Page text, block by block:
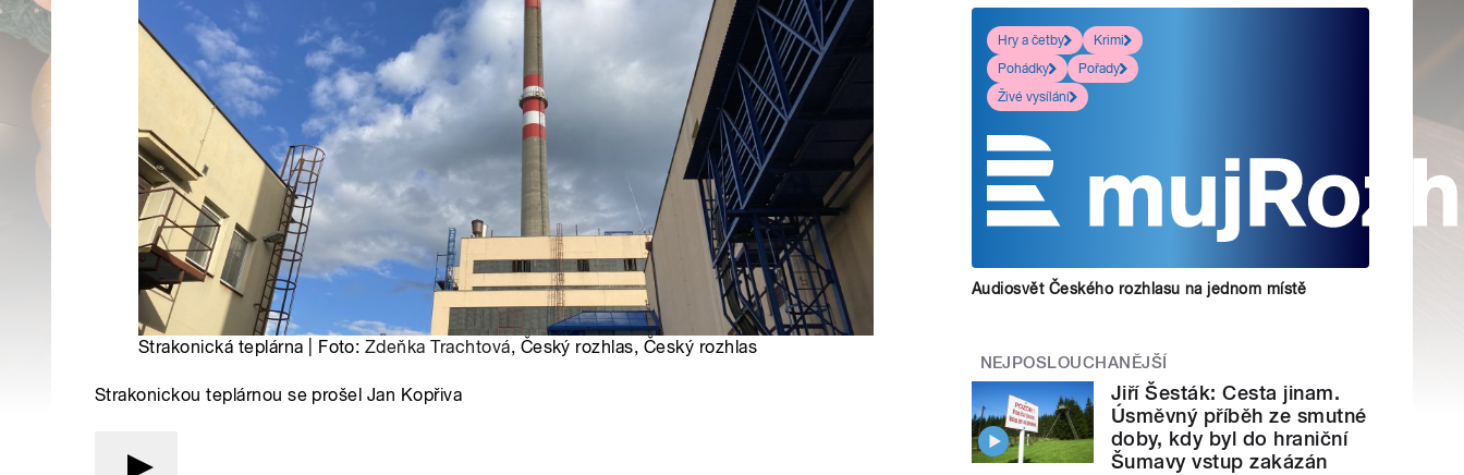
Strakonická teplárna | Foto: Zdeňka Trachtová, Český rozhlas, Český rozhlas
Strakonickou teplárnou se prošel Jan Kopřiva
Hry a četby
Krimi
Pohádky
Pořady
Živé vysílání
Audiosvět Českého rozhlasu na jednom místě
NEJPOSLOUCHANĚJŠÍ
Jiří Šesták: Cesta jinam.
Úsměvný příběh ze smutné
doby, kdy byl do hraniční
Šumavy vstup zakázán